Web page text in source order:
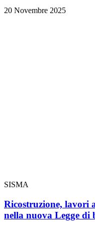
20 Novembre 2025
SISMA
Ricostruzione, lavori
nella nuova Legge di